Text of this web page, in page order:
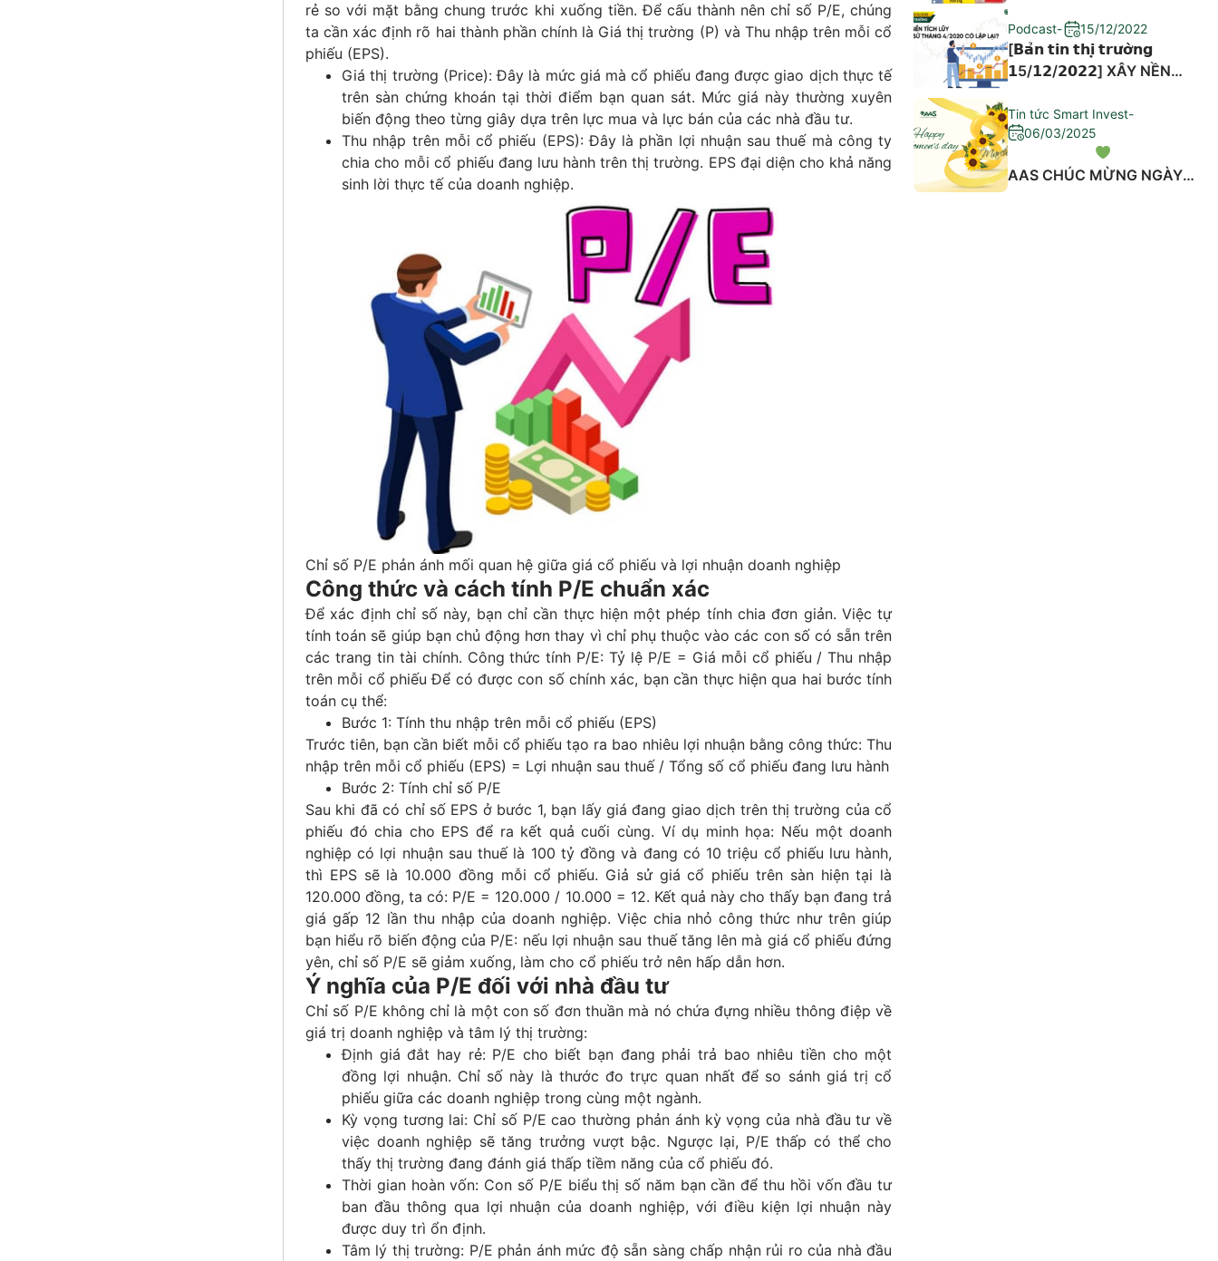
rẻ so với mặt bằng chung trước khi xuống tiền. Để cấu thành nên chỉ số P/E, chúng
ta cần xác định rõ hai thành phần chính là Giá thị trường (P) và Thu nhập trên mỗi cổ
phiếu (EPS).
Giá thị trường (Price): Đây là mức giá mà cổ phiếu đang được giao dịch thực tế
trên sàn chứng khoán tại thời điểm bạn quan sát. Mức giá này thường xuyên
biến động theo từng giây dựa trên lực mua và lực bán của các nhà đầu tư.
Thu nhập trên mỗi cổ phiếu (EPS): Đây là phần lợi nhuận sau thuế mà công ty
chia cho mỗi cổ phiếu đang lưu hành trên thị trường. EPS đại diện cho khả năng
sinh lời thực tế của doanh nghiệp.
Chỉ số P/E phản ánh mối quan hệ giữa giá cổ phiếu và lợi nhuận doanh nghiệp
Công thức và cách tính P/E chuẩn xác
Để xác định chỉ số này, bạn chỉ cần thực hiện một phép tính chia đơn giản. Việc tự
tính toán sẽ giúp bạn chủ động hơn thay vì chỉ phụ thuộc vào các con số có sẵn trên
các trang tin tài chính. Công thức tính P/E: Tỷ lệ P/E = Giá mỗi cổ phiếu / Thu nhập
trên mỗi cổ phiếu Để có được con số chính xác, bạn cần thực hiện qua hai bước tính
toán cụ thể:
Bước 1: Tính thu nhập trên mỗi cổ phiếu (EPS)
Trước tiên, bạn cần biết mỗi cổ phiếu tạo ra bao nhiêu lợi nhuận bằng công thức: Thu
nhập trên mỗi cổ phiếu (EPS) = Lợi nhuận sau thuế / Tổng số cổ phiếu đang lưu hành
Bước 2: Tính chỉ số P/E
Sau khi đã có chỉ số EPS ở bước 1, bạn lấy giá đang giao dịch trên thị trường của cổ
phiếu đó chia cho EPS để ra kết quả cuối cùng. Ví dụ minh họa: Nếu một doanh
nghiệp có lợi nhuận sau thuế là 100 tỷ đồng và đang có 10 triệu cổ phiếu lưu hành,
thì EPS sẽ là 10.000 đồng mỗi cổ phiếu. Giả sử giá cổ phiếu trên sàn hiện tại là
120.000 đồng, ta có: P/E = 120.000 / 10.000 = 12. Kết quả này cho thấy bạn đang trả
giá gấp 12 lần thu nhập của doanh nghiệp. Việc chia nhỏ công thức như trên giúp
bạn hiểu rõ biến động của P/E: nếu lợi nhuận sau thuế tăng lên mà giá cổ phiếu đứng
yên, chỉ số P/E sẽ giảm xuống, làm cho cổ phiếu trở nên hấp dẫn hơn.
Ý nghĩa của P/E đối với nhà đầu tư
Chỉ số P/E không chỉ là một con số đơn thuần mà nó chứa đựng nhiều thông điệp về
giá trị doanh nghiệp và tâm lý thị trường:
Định giá đắt hay rẻ: P/E cho biết bạn đang phải trả bao nhiêu tiền cho một
đồng lợi nhuận. Chỉ số này là thước đo trực quan nhất để so sánh giá trị cổ
phiếu giữa các doanh nghiệp trong cùng một ngành.
Kỳ vọng tương lai: Chỉ số P/E cao thường phản ánh kỳ vọng của nhà đầu tư về
việc doanh nghiệp sẽ tăng trưởng vượt bậc. Ngược lại, P/E thấp có thể cho
thấy thị trường đang đánh giá thấp tiềm năng của cổ phiếu đó.
Thời gian hoàn vốn: Con số P/E biểu thị số năm bạn cần để thu hồi vốn đầu tư
ban đầu thông qua lợi nhuận của doanh nghiệp, với điều kiện lợi nhuận này
được duy trì ổn định.
Tâm lý thị trường: P/E phản ánh mức độ sẵn sàng chấp nhận rủi ro của nhà đầu
Podcast- 15/12/2022
[𝗕𝗮̉𝗻 𝘁𝗶𝗻 𝘁𝗵𝗶̣ 𝘁𝗿𝘂̛𝗼̛̀𝗻𝗴
𝟭5/𝟭𝟮/𝟮𝟬𝟮𝟮] XÂY NỀN
THÁNG 4/2020 CÓ LẶP
LẠI?
Tin tức Smart Invest-
06/03/2025
AAS CHÚC MỪNG NGÀY